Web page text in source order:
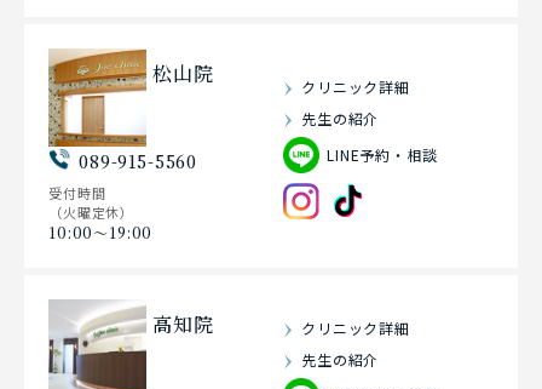
松山院
089-915-5560
受付時間
（火曜定休）
10:00〜19:00
クリニック詳細
先生の紹介
LINE予約・相談
高知院
クリニック詳細
先生の紹介